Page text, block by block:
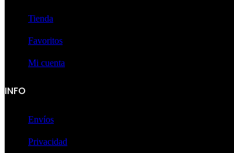
Tienda
Favoritos
Mi cuenta
INFO
Envíos
Privacidad